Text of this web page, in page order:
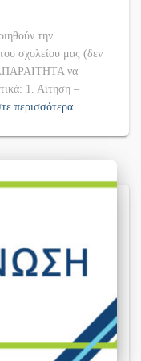
την
σχολείου μας (δεν
ΑΠΑΡΑΙΤΗΤΑ να
1. Αίτηση –
περισσότερα…